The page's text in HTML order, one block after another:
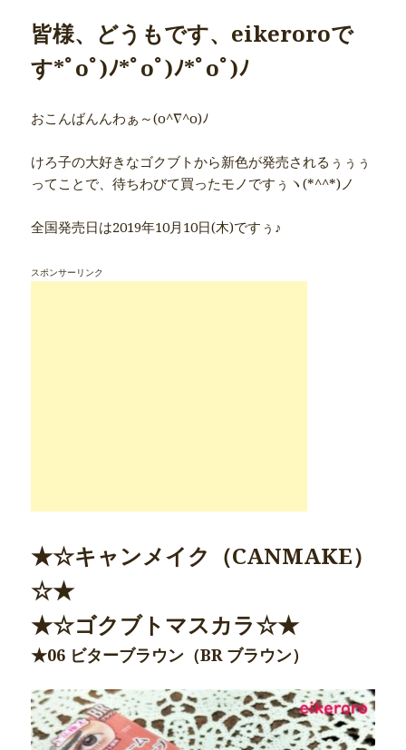
皆様、どうもです、eikeroroで
す*ﾟoﾟ)ﾉ*ﾟoﾟ)ﾉ*ﾟoﾟ)ﾉ
おこんばんんわぁ～(o^∇^o)ﾉ
けろ子の大好きなゴクブトから新色が発売されるぅぅぅ
ってことで、待ちわびて買ったモノですぅヽ(*^^*)ノ
全国発売日は2019年10月10日(木)ですぅ♪
スポンサーリンク
★☆キャンメイク（CANMAKE）
☆★
★☆ゴクブトマスカラ☆★
★06 ビターブラウン（BR ブラウン）